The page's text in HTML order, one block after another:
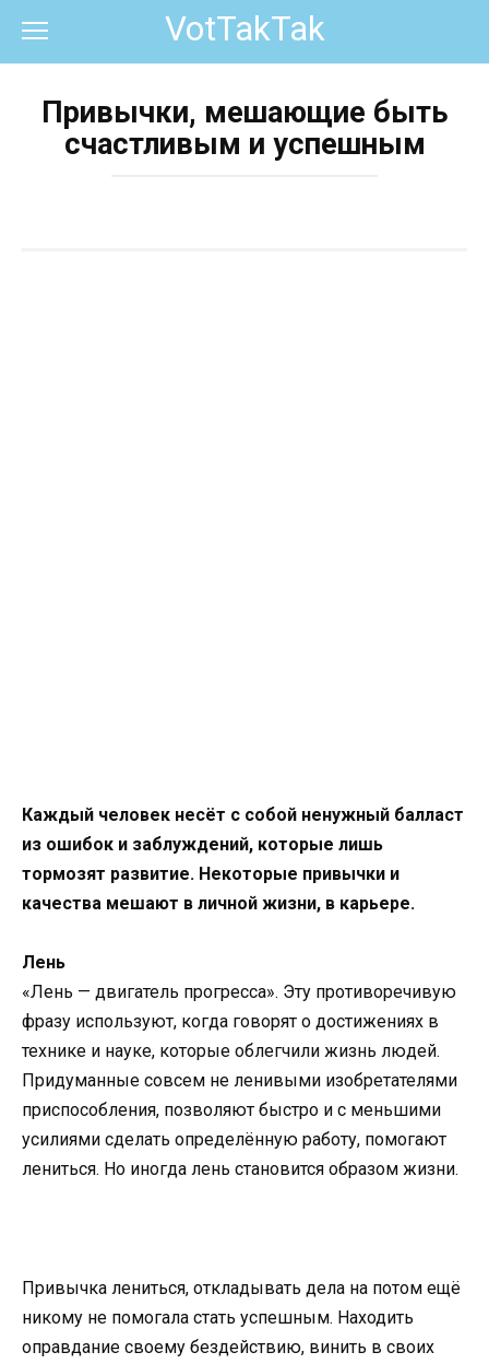
контенту
VotTakTak
Привычки, мешающие быть
счастливым и успешным
Каждый человек несёт с собой ненужный балласт
из ошибок и заблуждений, которые лишь
тормозят развитие. Некоторые привычки и
качества мешают в личной жизни, в карьере.
Лень
«Лень — двигатель прогресса». Эту противоречивую
фразу используют, когда говорят о достижениях в
технике и науке, которые облегчили жизнь людей.
Придуманные совсем не ленивыми изобретателями
приспособления, позволяют быстро и с меньшими
усилиями сделать определённую работу, помогают
лениться. Но иногда лень становится образом жизни.
Привычка лениться, откладывать дела на потом ещё
никому не помогала стать успешным. Находить
оправдание своему бездействию, винить в своих